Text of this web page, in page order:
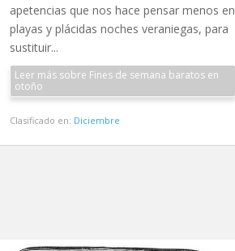
apetencias que nos hace pensar menos en
playas y plácidas noches veraniegas, para
sustituir...
Leer más sobre Fines de semana baratos en
otoño
Clasificado en: Diciembre